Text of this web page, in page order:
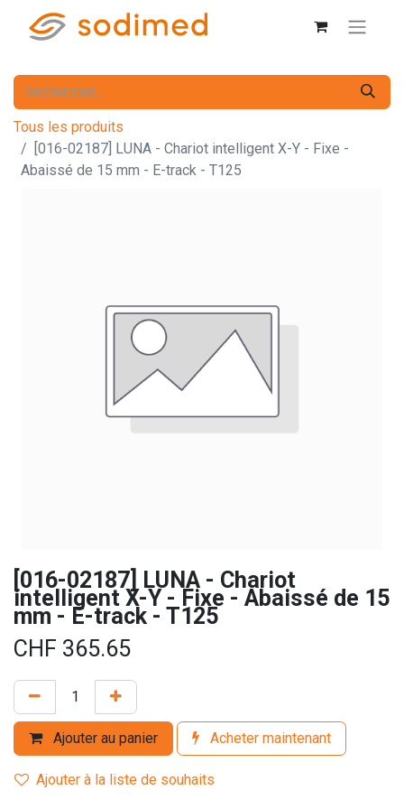
Tous les produits
[016-02187] LUNA - Chariot intelligent X-Y - Fixe -
Abaissé de 15 mm - E-track - T125
[016-02187] LUNA - Chariot
intelligent X-Y - Fixe - Abaissé de 15
mm - E-track - T125
CHF 365.65
Ajouter au panier Acheter maintenant
Ajouter à la liste de souhaits